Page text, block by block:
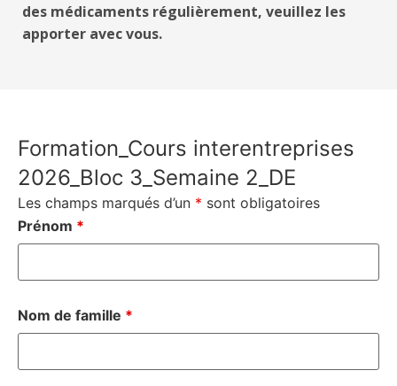
des médicaments régulièrement, veuillez les
apporter avec vous.
Formation_Cours interentreprises
2026_Bloc 3_Semaine 2_DE
Les champs marqués d’un * sont obligatoires
Prénom *
Nom de famille *